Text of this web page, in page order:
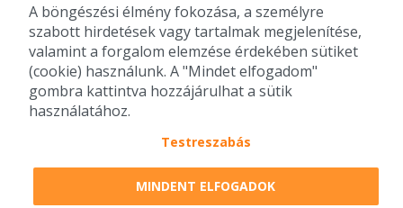
2010-2026 Copyright - Falatozz.hu - Diston-line Kft.
Pizza, gyros, hamburger, menük kedvező áron, egy helyen az összes
A böngészési élmény fokozása, a személyre
szabott hirdetések vagy tartalmak megjelenítése,
valamint a forgalom elemzése érdekében sütiket
(cookie) használunk. A "Mindet elfogadom"
gombra kattintva hozzájárulhat a sütik
használatához.
Testreszabás
MINDENT ELFOGADOK